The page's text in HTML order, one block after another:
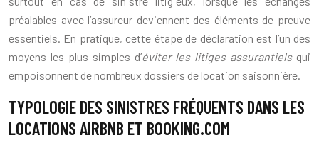
préalables avec l’assureur deviennent des éléments de preuve
essentiels. En pratique, cette étape de déclaration est l’un des
moyens les plus simples d’éviter les litiges assurantielsqui
empoisonnent de nombreux dossiers de location saisonnière.
TYPOLOGIE DES SINISTRES FRÉQUENTS DANS LES
LOCATIONS AIRBNB ET BOOKING.COM